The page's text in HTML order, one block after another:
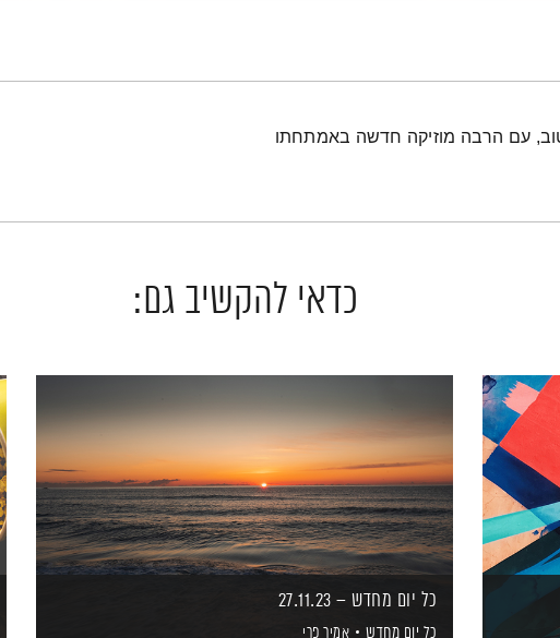
טוב, עם הרבה מוזיקה חדשה באמתחתו
כדאי להקשיב גם:
כל יום מחדש – 27.11.23
כל יום מחדש אמיר פרי